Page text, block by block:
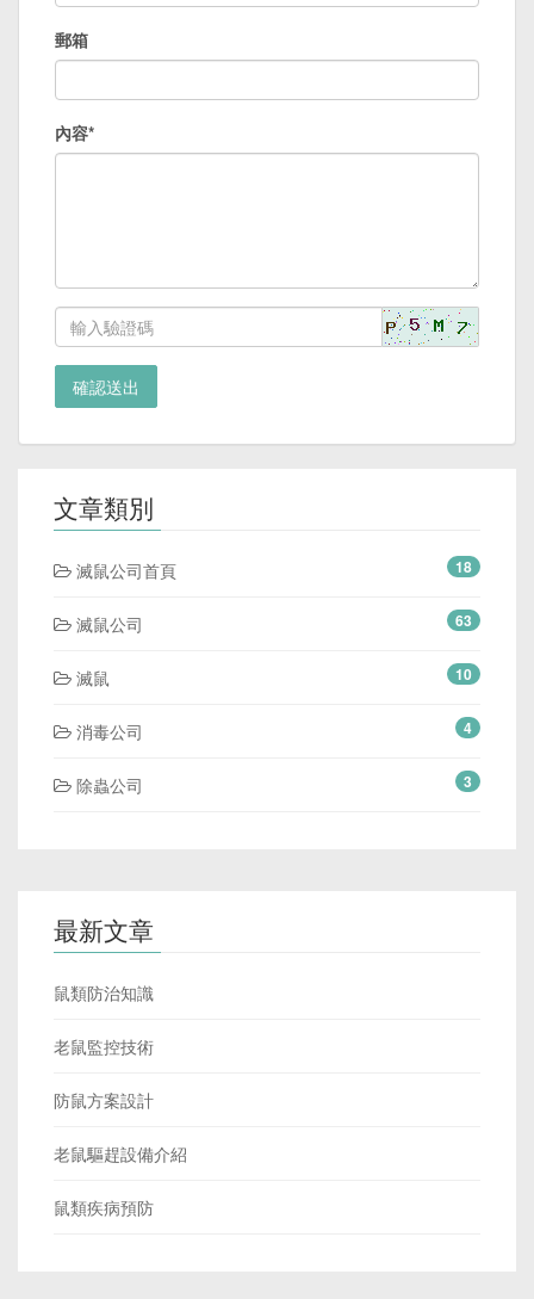
郵箱
內容*
確認送出
文章類別
滅鼠公司首頁 18
滅鼠公司 63
滅鼠 10
消毒公司 4
除蟲公司 3
最新文章
鼠類防治知識
老鼠監控技術
防鼠方案設計
老鼠驅趕設備介紹
鼠類疾病預防